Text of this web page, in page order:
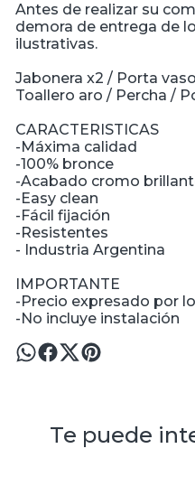
Antes de realizar su
demora de entrega de
ilustrativas.
Jabonera x2 / Porta
Toallero aro / Percha /
CARACTERISTICAS
-Máxima calidad
-100% bronce
-Acabado cromo
-Easy clean
-Fácil fijación
-Resistentes
- Industria Argentina
IMPORTANTE
-Precio expresado por
-No incluye instalación
Te puede